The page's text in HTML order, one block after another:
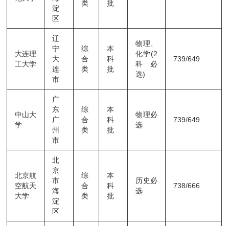
淀
区
类 批
大连理
工大学
辽
宁
大
连
市
综
合
类
本
科
批
物理、
化学(2
科必
选)
739/649
中山大
学
广
东
广
州
市
综
合
类
本
科
批
物理必
选
739/649
北京航
空航天
大学
北
京
市
海
淀
区
综
合
类
本
科
批
历史必
选
738/666